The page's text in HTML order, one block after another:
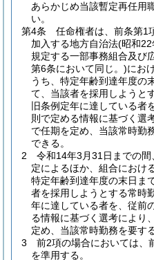
あらかじめ当該暫定再任用
い。
第4条
任命権者は、前条第1
加入する地方自治法(昭和22
規定する一部事務組合及び
第6条において同じ。)にお
うち、特定年齢到達年度の
て、当該者を採用しようと
旧条例定年に達している者
則で定める情報に基づく選
で任期を定め、当該常時勤
できる。
2
令和14年3月31日までの
定によるほか、組合におけ
特定年齢到達年度の末日ま
者を採用しようとする常時
年に達している者を、従前
る情報に基づく選考により
定め、当該常時勤務を要す
3
前2項の場合においては、
を準用する。